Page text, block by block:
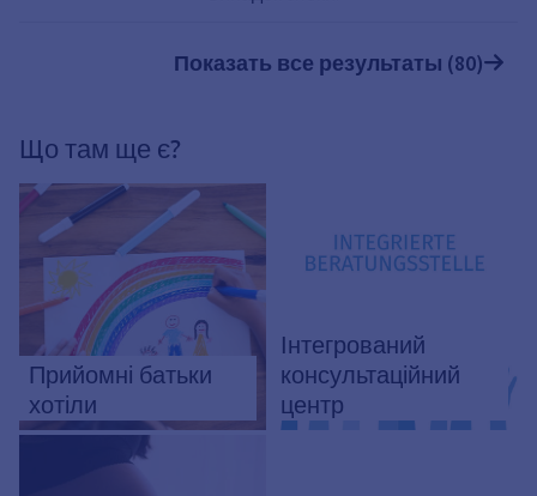
Показать все результаты (80)
Що там ще є?
Прийомні батьки
хотіли
Інтегрований
консультаційний
центр